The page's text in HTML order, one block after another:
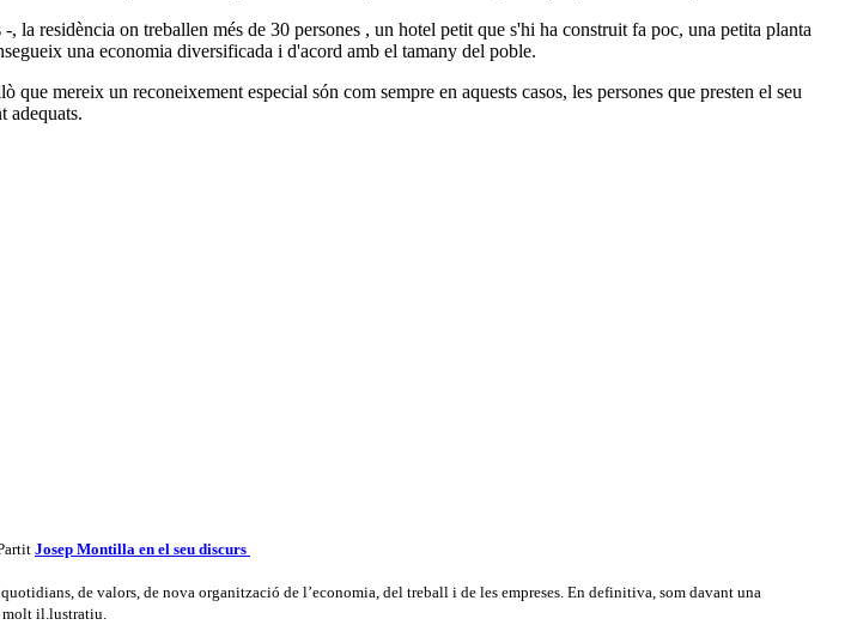
residència on treballen més de 30 persones , un hotel petit que s'hi ha construit fa poc, una petita planta
una economia diversificada i d'acord amb el tamany del poble.
mereix un reconeixement especial són com sempre en aquests casos, les persones que presten el seu
adequats.
Josep Montilla en el seu discurs
de valors, de nova organització de l’economia, del treball i de les empreses. En definitiva, som davant una
molt il.lustratiu.